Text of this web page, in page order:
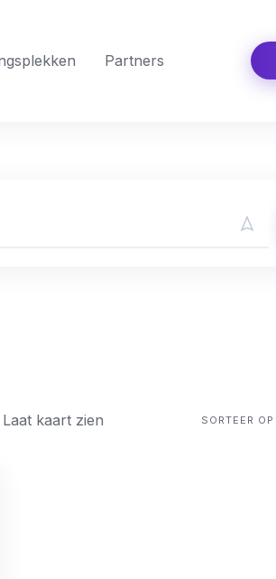
Partners
Laat kaart zien SORTEER OP